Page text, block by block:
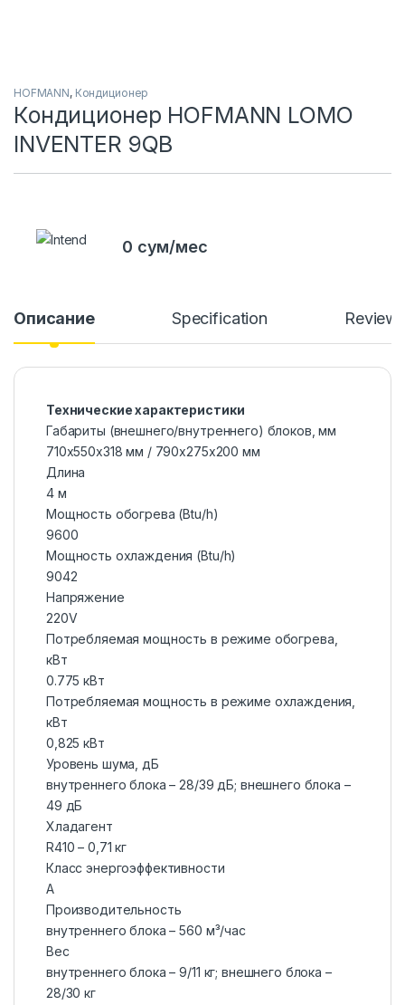
HOFMANN, Кондиционер
Кондиционер HOFMANN LOMO
INVENTER 9QB
0 сум/мес
Описание Specification
Технические характеристики
Габариты (внешнего/внутреннего) блоков, мм
710х550х318 мм / 790x275x200 мм
Длина
4 м
Мощность обогрева (Btu/h)
9600
Мощность охлаждения (Btu/h)
9042
Напряжение
220V
Потребляемая мощность в режиме обогрева,
кВт
0.775 кВт
Потребляемая мощность в режиме охлаждения,
кВт
0,825 кВт
Уровень шума, дБ
внутреннего блока – 28/39 дБ; внешнего блока –
49 дБ
Хладагент
R410 – 0,71 кг
Класс энергоэффективности
А
Производительность
внутреннего блока – 560 м³/час
Вес
внутреннего блока – 9/11 кг; внешнего блока –
28/30 кг